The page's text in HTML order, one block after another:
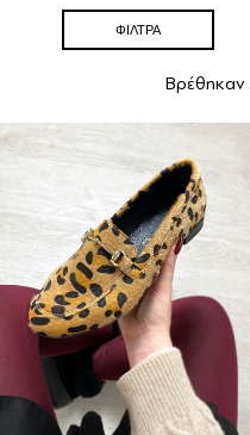
ΦΙΛΤΡΑ
Βρέθηκαν